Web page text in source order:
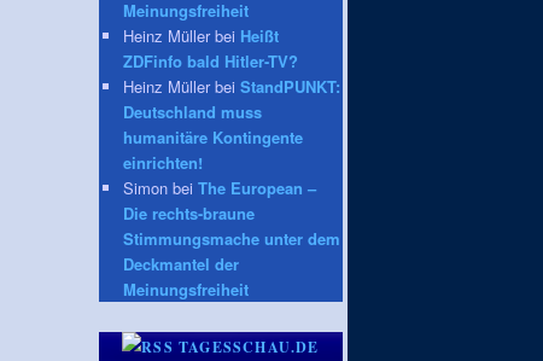
Meinungsfreiheit
Heinz Müller bei Heißt
ZDFinfo bald Hitler-TV?
Heinz Müller bei StandPUNKT:
Deutschland muss
humanitäre Kontingente
einrichten!
Simon bei The European –
Die rechts-braune
Stimmungsmache unter dem
Deckmantel der
Meinungsfreiheit
TAGESSCHAU.DE